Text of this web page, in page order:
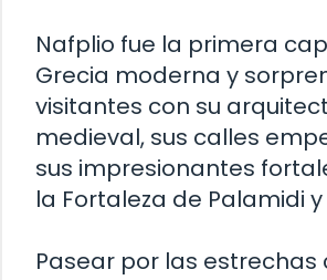
Nafplio fue la primera
Grecia moderna y
visitantes con su
medieval, sus calles
sus impresionantes
la Fortaleza de Palamidi y
Pasear por las estrechas